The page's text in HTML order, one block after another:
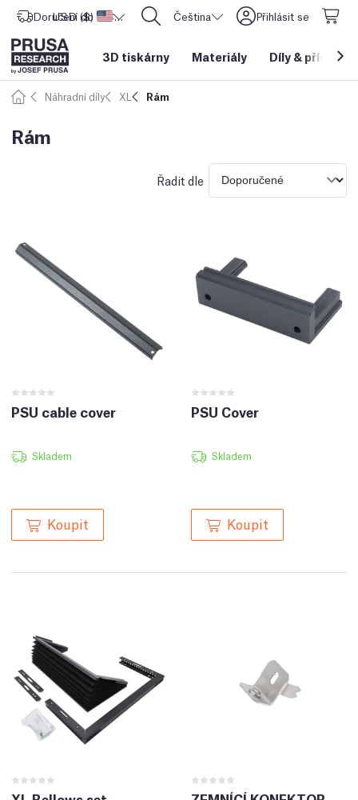
Doručení do Spojené státy americké
USD ($) CORE One L: Nyní skladem! Čeština Přihlásit se
3D tiskárny Materiály Díly &
Náhradní díly XL Rám
Rám
Řadit dle
PSU cable cover
Skladem
Koupit
PSU Cover
Skladem
Koupit